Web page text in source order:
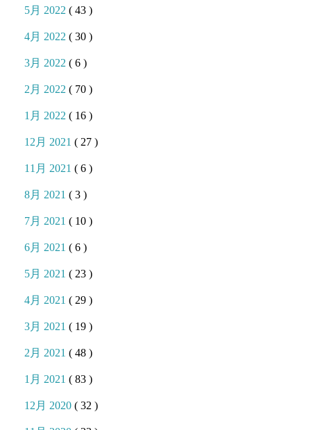
5月 2022( 43 )
4月 2022( 30 )
3月 2022( 6 )
2月 2022( 70 )
1月 2022( 16 )
12月 2021( 27 )
11月 2021( 6 )
8月 2021( 3 )
7月 2021( 10 )
6月 2021( 6 )
5月 2021( 23 )
4月 2021( 29 )
3月 2021( 19 )
2月 2021( 48 )
1月 2021( 83 )
12月 2020( 32 )